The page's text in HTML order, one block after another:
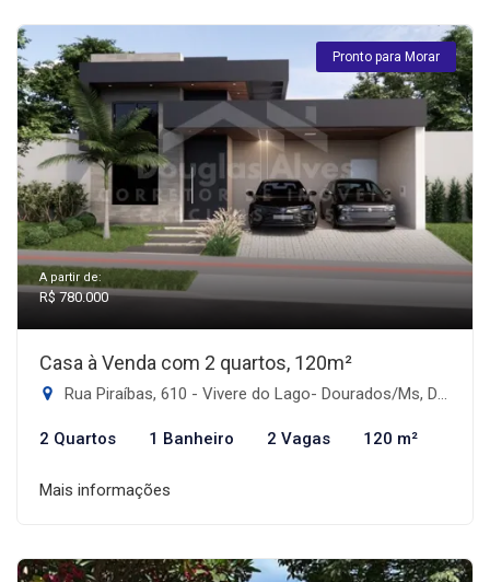
Pronto para Morar
A partir de:
R$ 780.000
Casa à Venda com 2 quartos, 120m²
Rua Piraíbas, 610 - Vivere do Lago- Dourados/Ms, Dourados-MS
2 Quartos 1 Banheiro 2 Vagas 120 m²
Mais informações